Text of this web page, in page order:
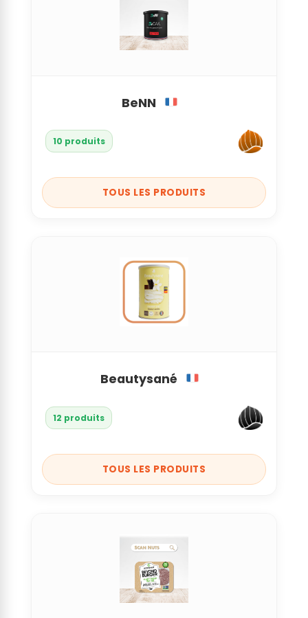
BeNN
10 produits
TOUS LES PRODUITS
Beautysané
12 produits
TOUS LES PRODUITS